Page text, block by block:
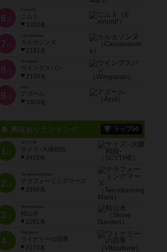
6 位
ニムト
2202名
7 位
Carcassonne
カルカソンヌ
2191名
8 位
Wingspan
ウイングスパン
2150名
9 位
Azul
アズール
1903名
興味ありランキング トップ50
1位
SCYTHE
サイズ -大鎌戦役-
2415名
2位
Terraforming Mars
テラフォーミングマーズ
2396名
3位
Stone Garden
枯山水
2281名
4位
Viticulture
ワイナリーの四季
2273名